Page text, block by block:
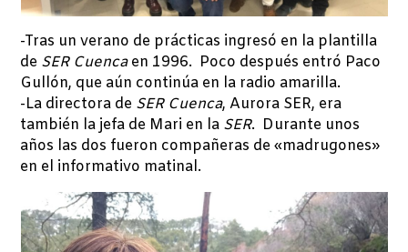
-Tras un verano de prácticas ingresó en la plantilla
de SER Cuencaen 1996. Poco después entró Paco
Gullón, que aún continúa en la radio amarilla.
-La directora de SER Cuenca, Aurora SER, era
también la jefa de Mari en la SER. Durante unos
años las dos fueron compañeras de «madrugones»
en el informativo matinal.